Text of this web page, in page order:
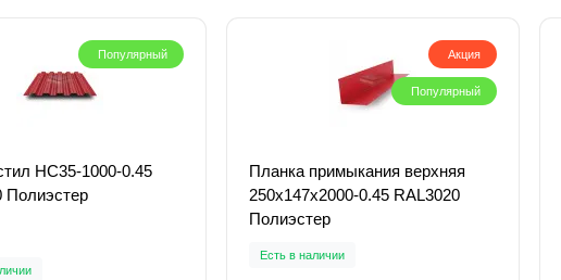
Популярный
НС35-1000-0.45
Полиэстер
Акция
Популярный
Планка примыкания верхняя
250х147х2000-0.45 RAL3020
Полиэстер
Есть в наличии